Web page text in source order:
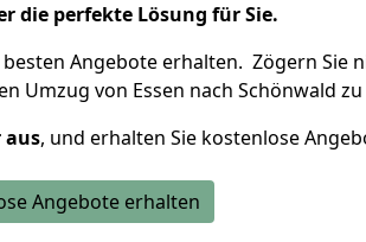
die perfekte Lösung für Sie.
Angebote erhalten. Zögern Sie
Umzug von Essen nach Schönwald
aus, und erhalten Sie kostenlose
Angebote erhalten